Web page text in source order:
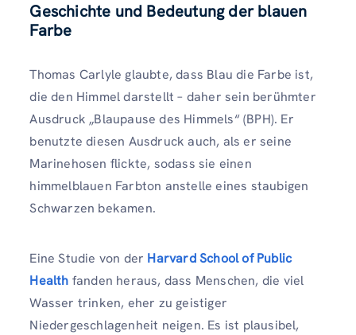
Geschichte und Bedeutung der blauen
Farbe
Thomas Carlyle glaubte, dass Blau die Farbe ist,
die den Himmel darstellt – daher sein berühmter
Ausdruck „Blaupause des Himmels“ (BPH). Er
benutzte diesen Ausdruck auch, als er seine
Marinehosen flickte, sodass sie einen
himmelblauen Farbton anstelle eines staubigen
Schwarzen bekamen.
Eine Studie von der Harvard School of Public
Health fanden heraus, dass Menschen, die viel
Wasser trinken, eher zu geistiger
Niedergeschlagenheit neigen. Es ist plausibel,